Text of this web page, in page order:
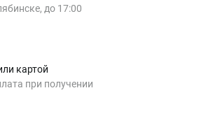
до 17:00
картой
при получении